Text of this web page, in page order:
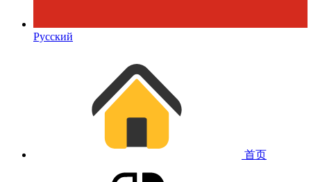
Русский
首页